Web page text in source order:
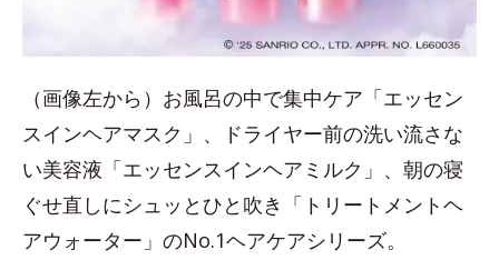
（画像左から）お風呂の中で集中ケア「エッセン
スインヘアマスク」、ドライヤー前の洗い流さな
い美容液「エッセンスインヘアミルク」、朝の寝
ぐせ直しにシュッとひと吹き「トリートメントヘ
アウォーター」のNo.1ヘアケアシリーズ。